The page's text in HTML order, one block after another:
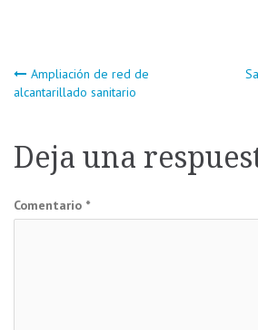
Navegación
entradas
Ampliación de red de
alcantarillado sanitario
Deja una
Comentario *